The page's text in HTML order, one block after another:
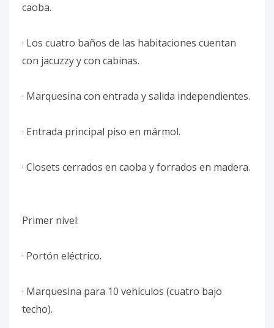
caoba.
· Los cuatro baños de las habitaciones cuentan
con jacuzzy y con cabinas.
· Marquesina con entrada y salida independientes.
· Entrada principal piso en mármol.
· Closets cerrados en caoba y forrados en madera.
Primer nivel:
· Portón eléctrico.
· Marquesina para 10 vehículos (cuatro bajo
techo).